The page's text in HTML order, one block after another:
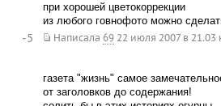
при хорошей цветокоррекции
из любого говнофото можно
Написала 69 22 июля 2007 в 21.03
-5
газета "жизнь" самое
от заголовков до содержания!